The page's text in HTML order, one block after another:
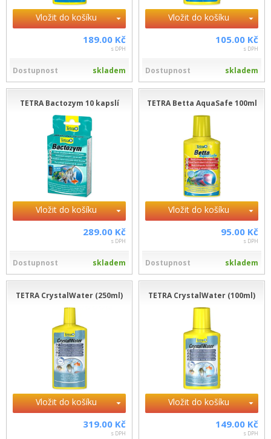
Vložit do košíku
189.00 Kč
s DPH
Dostupnost skladem
Vložit do košíku
105.00 Kč
s DPH
Dostupnost skladem
TETRA Bactozym 10 kapslí
Vložit do košíku
289.00 Kč
s DPH
Dostupnost skladem
TETRA Betta AquaSafe 100ml
Vložit do košíku
95.00 Kč
s DPH
Dostupnost skladem
TETRA CrystalWater (250ml)
Vložit do košíku
319.00 Kč
s DPH
TETRA CrystalWater (100ml)
Vložit do košíku
149.00 Kč
s DPH